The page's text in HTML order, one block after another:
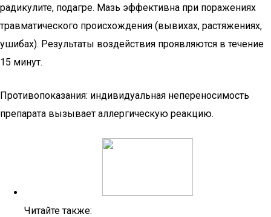
радикулите, подагре. Мазь эффективна при поражениях
травматического происхождения (вывихах, растяжениях,
ушибах). Результаты воздействия проявляются в течение
15 минут.
Противопоказания: индивидуальная непереносимость
препарата вызывает аллергическую реакцию.
Читайте также: